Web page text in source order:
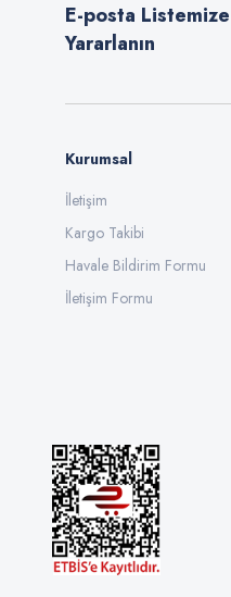
Ürün fiyatı diğer
Bu ürüne benzer farklı
E-posta
Yararlanın
Kurumsal
İletişim
Kargo Takibi
Havale Bildirim Formu
İletişim Formu